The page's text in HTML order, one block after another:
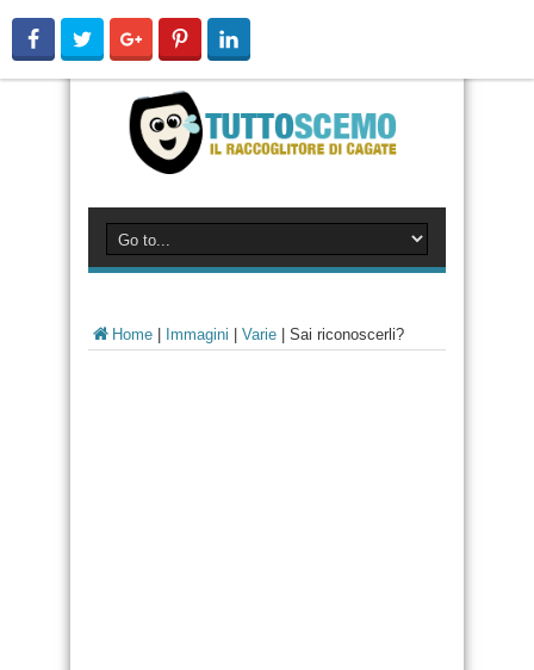
Home Immagini Varie Sai riconoscerli?